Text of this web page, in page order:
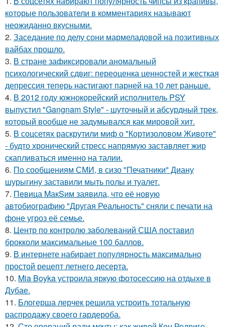
которые пользователи в комментариях называют
неожиданно вкусными.
2. Заседание по делу сони мармеладовой на позитивных
вайбах прошло.
3. В стране зафиксировали аномальный
психологический сдвиг: переоценка ценностей и жесткая
депрессия теперь настигают парней на 10 лет раньше.
4. В 2012 году южнокорейский исполнитель PSY
выпустил "Gangnam Style" - шуточный и абсурдный трек,
который вообще не задумывался как мировой хит.
5. В соцсетях раскрутили миф о "Кортизоловом Животе"
- будто хронический стресс напрямую заставляет жир
скапливаться именно на талии.
6. По сообщениям СМИ, в сизо "Печатники" Диану
шурыгину заставили мыть полы и туалет.
7. Пeвица MакSим заявила, что её новую
автобиографию "Другая Реальность" сняли с печати на
фоне угроз её семье.
8. Центр по контролю заболеваний США поставил
брокколи максимальные 100 баллов.
9. В интернете набирает популярность максимально
простой рецепт летнего десерта.
10. Mia Boyka устроила яркую фотосессию на отдыхе в
Дубае.
11. Блогерша лерчек решила устроить тотальную
распродажу своего гардероба.